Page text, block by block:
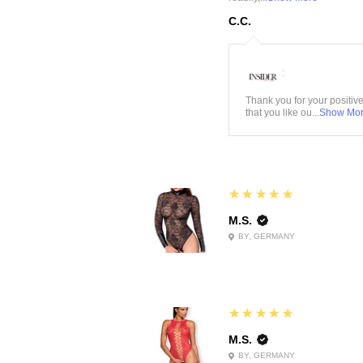
C.C.
:
Thank you for your
that you like ou...Show
5
★★★★★
M.S.
BY, GERMANY
5
★★★★★
M.S.
BY, GERMANY